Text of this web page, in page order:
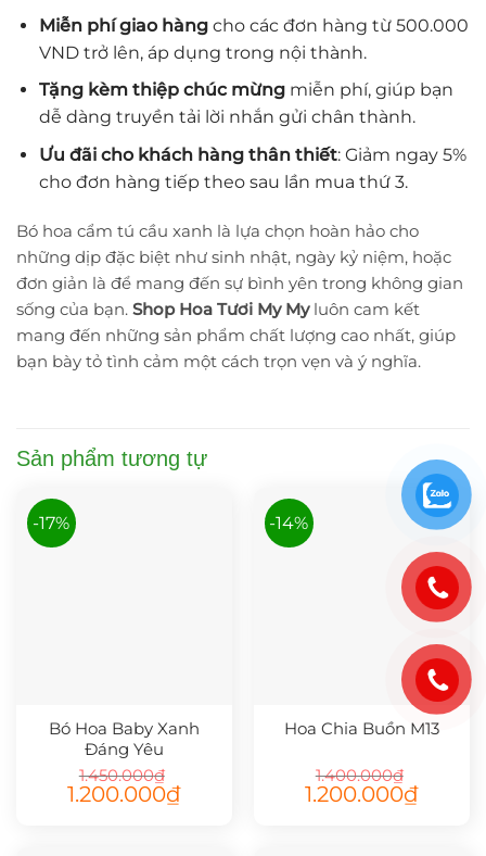
Miễn phí giao hàngcho các đơn hàng từ 500.000
VND trở lên, áp dụng trong nội thành.
Tặng kèm thiệp chúc mừngmiễn phí, giúp bạn
dễ dàng truyền tải lời nhắn gửi chân thành.
Ưu đãi cho khách hàng thân thiết: Giảm ngay 5%
cho đơn hàng tiếp theo sau lần mua thứ 3.
Bó hoa cẩm tú cầu xanh là lựa chọn hoàn hảo cho
những dịp đặc biệt như sinh nhật, ngày kỷ niệm, hoặc
đơn giản là để mang đến sự bình yên trong không gian
sống của bạn. Shop Hoa Tươi My Myluôn cam kết
mang đến những sản phẩm chất lượng cao nhất, giúp
bạn bày tỏ tình cảm một cách trọn vẹn và ý nghĩa.
Sản phẩm tương tự
-17%
Bó Hoa Baby Xanh
Đáng Yêu
1.450.000₫
Giá
gốc
1.200.000₫Giá
-14%
Hoa Chia Buồn M13
1.400.000₫
Giá
gốc
1.200.000₫Giá